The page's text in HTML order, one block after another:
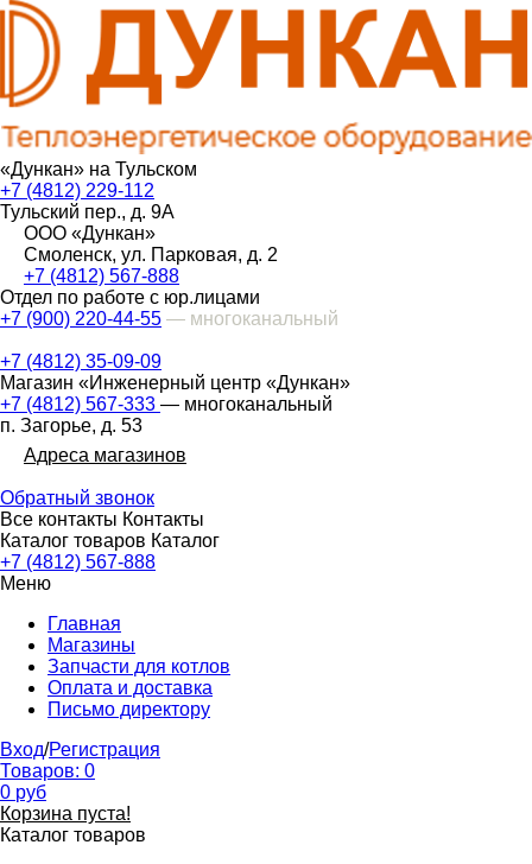
«Дункан» на Тульском
+7 (4812) 229-112
Тульский пер., д. 9А
ООО «Дункан»
Смоленск, ул. Парковая, д. 2
+7 (4812) 567-888
Отдел по работе с юр.лицами
+7 (900) 220-44-55 — многоканальный
+7 (4812) 35-09-09
Магазин «Инженерный центр «Дункан»
+7 (4812) 567-333 — многоканальный
п. Загорье, д. 53
Адреса магазинов
Обратный звонок
Все контакты Контакты
Каталог товаров Каталог
+7 (4812) 567-888
Меню
Главная
Магазины
Запчасти для котлов
Оплата и доставка
Письмо директору
Вход/Регистрация
Товаров: 0
0 руб
Корзина пуста!
Каталог товаров